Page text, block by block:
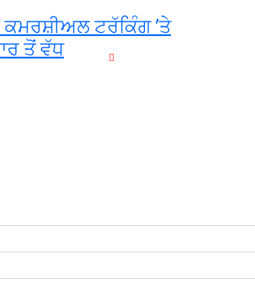
ਕਮਰਸ਼ੀਅਲ ਟਰੱਕਿੰਗ ’ਤੇ
ਤੋਂ ਵੱਧ